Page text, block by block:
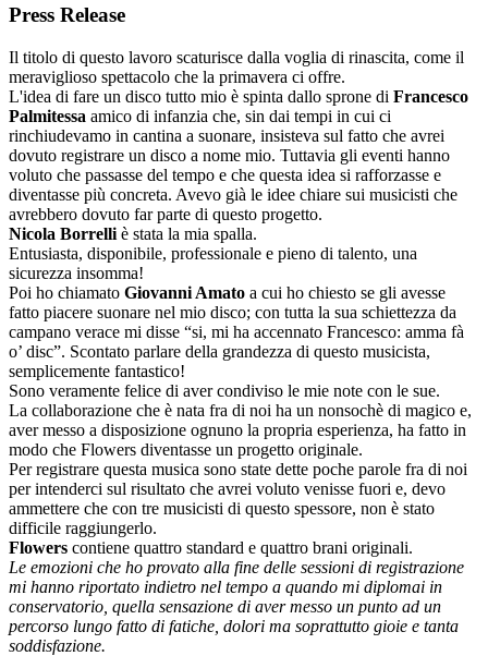
Press Release
Il titolo di questo lavoro scaturisce dalla voglia di rinascita, come il
meraviglioso spettacolo che la primavera ci offre.
L'idea di fare un disco tutto mio è spinta dallo sprone di Francesco
Palmitessa amico di infanzia che, sin dai tempi in cui ci
rinchiudevamo in cantina a suonare, insisteva sul fatto che avrei
dovuto registrare un disco a nome mio. Tuttavia gli eventi hanno
voluto che passasse del tempo e che questa idea si rafforzasse e
diventasse più concreta. Avevo già le idee chiare sui musicisti che
avrebbero dovuto far parte di questo progetto.
Nicola Borrelli è stata la mia spalla.
Entusiasta, disponibile, professionale e pieno di talento, una
sicurezza insomma!
Poi ho chiamato Giovanni Amato a cui ho chiesto se gli avesse
fatto piacere suonare nel mio disco; con tutta la sua schiettezza da
campano verace mi disse “si, mi ha accennato Francesco: amma fà
o’ disc”. Scontato parlare della grandezza di questo musicista,
semplicemente fantastico!
Sono veramente felice di aver condiviso le mie note con le sue.
La collaborazione che è nata fra di noi ha un nonsochè di magico e,
aver messo a disposizione ognuno la propria esperienza, ha fatto in
modo che Flowers diventasse un progetto originale.
Per registrare questa musica sono state dette poche parole fra di noi
per intenderci sul risultato che avrei voluto venisse fuori e, devo
ammettere che con tre musicisti di questo spessore, non è stato
difficile raggiungerlo.
Flowers contiene quattro standard e quattro brani originali.
Le emozioni che ho provato alla fine delle sessioni di registrazione
mi hanno riportato indietro nel tempo a quando mi diplomai in
conservatorio, quella sensazione di aver messo un punto ad un
percorso lungo fatto di fatiche, dolori ma soprattutto gioie e tanta
soddisfazione.